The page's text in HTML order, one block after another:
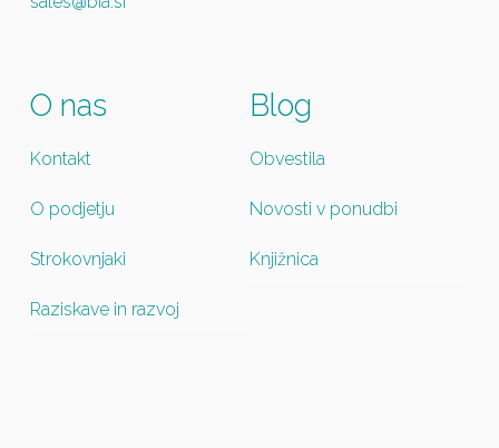
O nas
Kontakt
O podjetju
Strokovnjaki
Raziskave in razvoj
Blog
Obvestila
Novosti v ponudbi
Knjižnica